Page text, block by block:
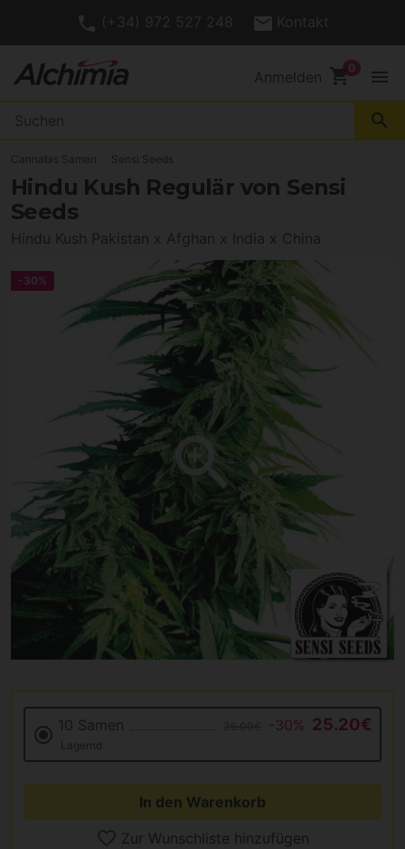
(+34) 972 527 248 Kontakt
Anmelden shopping_cart menu
search
Cannabis Samen Sensi Seeds
Hindu Kush Regulär von Sensi
Seeds
Hindu Kush Pakistan x Afghan x India x China
-30%
10 Samen -30% 25.20€
Lagernd
In den Warenkorb
Zur Wunschliste hinzufügen